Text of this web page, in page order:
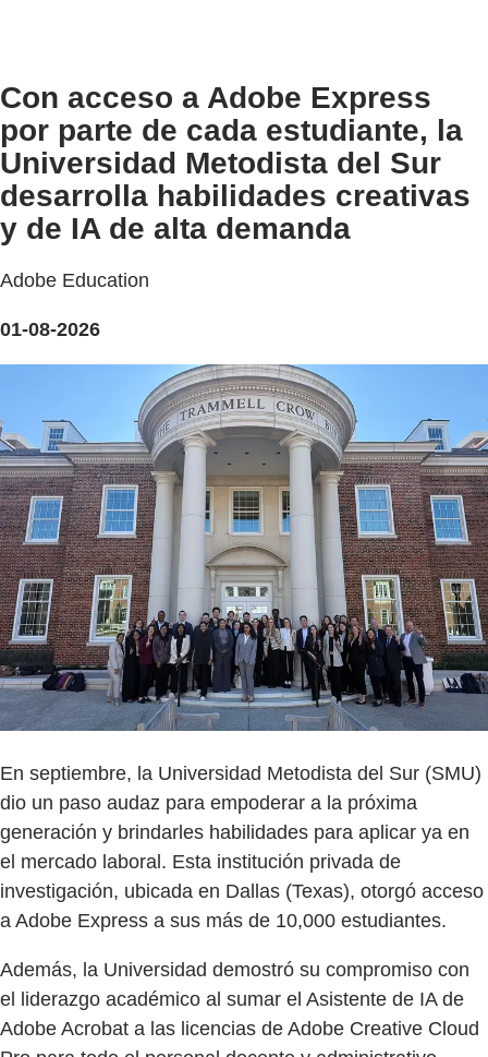
Con acceso a Adobe Express
por parte de cada estudiante, la
Universidad Metodista del Sur
desarrolla habilidades creativas
y de IA de alta demanda
Adobe Education
01-08-2026
En septiembre, la Universidad Metodista del Sur (SMU)
dio un paso audaz para empoderar a la próxima
generación y brindarles habilidades para aplicar ya en
el mercado laboral. Esta institución privada de
investigación, ubicada en Dallas (Texas), otorgó acceso
a Adobe Express a sus más de 10,000 estudiantes.
Además, la Universidad demostró su compromiso con
el liderazgo académico al sumar el Asistente de IA de
Adobe Acrobat a las licencias de Adobe Creative Cloud